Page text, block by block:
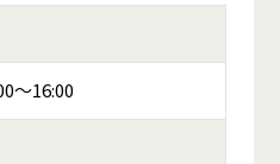
～16:00